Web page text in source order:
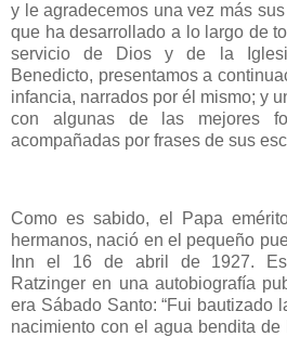
y le agradecemos una vez más
que ha desarrollado a lo largo de
servicio de Dios y de la
Benedicto, presentamos a
infancia, narrados por él mismo; y
con algunas de las mejores
acompañadas por frases de sus
Como es sabido, el Papa
hermanos, nació en el pequeño
Inn el 16 de abril de 1927.
Ratzinger en una autobiografía
era Sábado Santo: “Fui bautizado
nacimiento con el agua bendita de